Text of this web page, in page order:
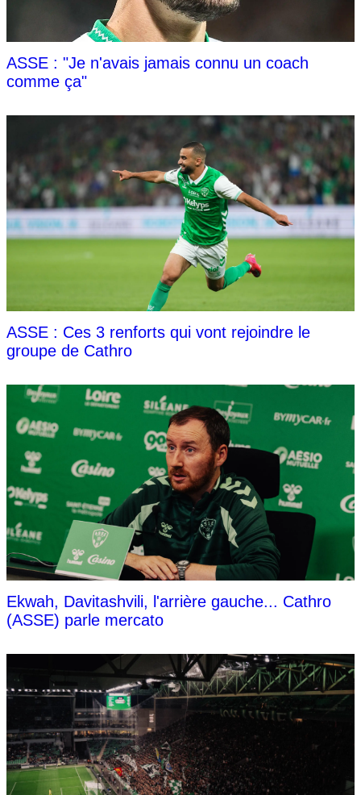
ASSE : "Je n'avais jamais connu un coach
comme ça"
ASSE : Ces 3 renforts qui vont rejoindre le
groupe de Cathro
Ekwah, Davitashvili, l'arrière gauche... Cathro
(ASSE) parle mercato